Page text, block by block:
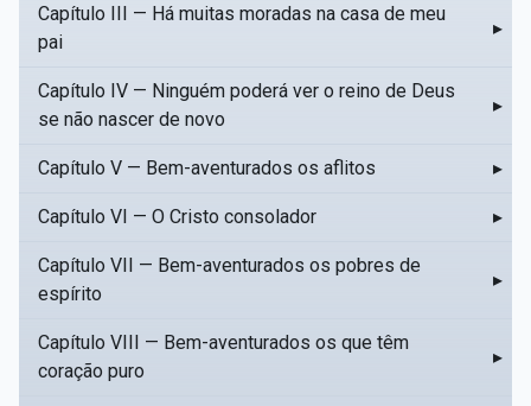
Capítulo III — Há muitas moradas na casa de meu
pai
▸
Capítulo IV — Ninguém poderá ver o reino de Deus
se não nascer de novo
▸
Capítulo V — Bem-aventurados os aflitos ▸
Capítulo VI — O Cristo consolador ▸
Capítulo VII — Bem-aventurados os pobres de
espírito
▸
Capítulo VIII — Bem-aventurados os que têm
coração puro
▸